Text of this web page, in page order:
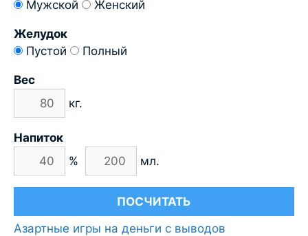
Мужской
Женский
Желудок
Пустой
Полный
Вес
кг.
Напиток
%
мл.
Азартные игры на деньги с выводов